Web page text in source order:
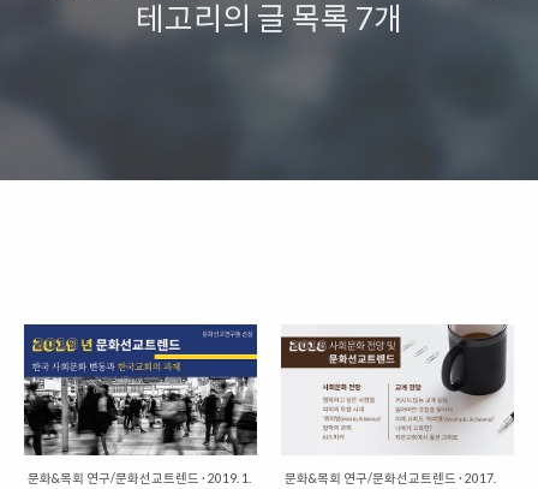
테고리의 글 목록 7개
문화&목회 연구/문화선교트렌드 · 2019. 1.
문화&목회 연구/문화선교트렌드 · 2017.